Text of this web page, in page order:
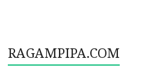
RAGAMPIPA.COM